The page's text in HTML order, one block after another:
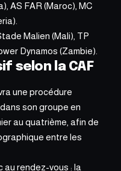
AS FAR (Maroc), MC
Malien (Mali) , TP
Dynamos (Zambie).
selon la CAF
une procédure
son groupe en
au quatrième, afin de
entre les
au rendez-vous : la